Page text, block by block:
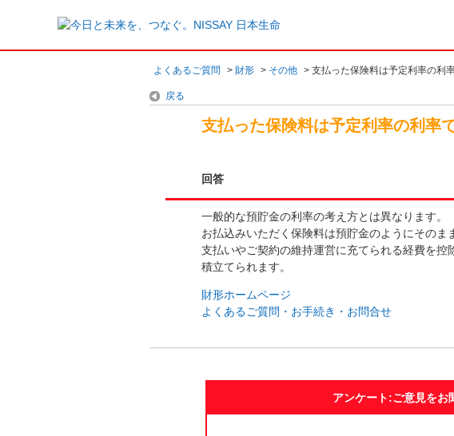
よくあるご質問 > 財形 > その他 > 支払った保険料は予定利率の利
戻る
支払った保険料は予定利率の利率
回答
一般的な預貯金の利率の考え方とは異なります。
お払込みいただく保険料は預貯金のようにその
支払いやご契約の維持運営に充てられる経費を控
積立てられます。
財形ホームページ
よくあるご質問・お手続き・お問合せ
アンケート:ご意見をお